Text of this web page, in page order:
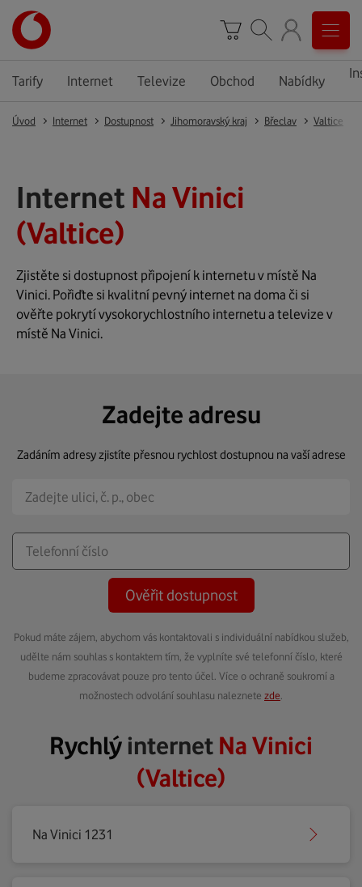
Tarify Internet Televize Obchod Nabídky
Úvod Internet Dostupnost Jihomoravský kraj Břeclav Valtice
Internet Na Vinici
(Valtice)
Zjistěte si dostupnost připojení k internetu v místě Na
Vinici. Pořiďte si kvalitní pevný internet na doma či si
ověřte pokrytí vysokorychlostního internetu a televize v
místě Na Vinici.
Zadejte adresu
Zadáním adresy zjistíte přesnou rychlost dostupnou na vaší adrese
Ověřit dostupnost
Pokud máte zájem, abychom vás kontaktovali s individuální nabídkou služeb,
udělte nám souhlas s kontaktem tím, že vyplníte své telefonní číslo, které
budeme zpracovávat pouze pro tento účel. Více o ochraně soukromí a
možnostech odvolání souhlasu naleznete zde
Rychlýinternet Na Vinici
(Valtice)
Na Vinici 1231